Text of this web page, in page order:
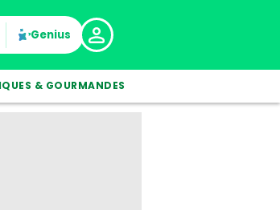
Genius
& GOURMANDES